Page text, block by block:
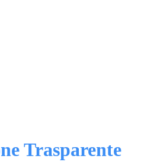
Trasparente